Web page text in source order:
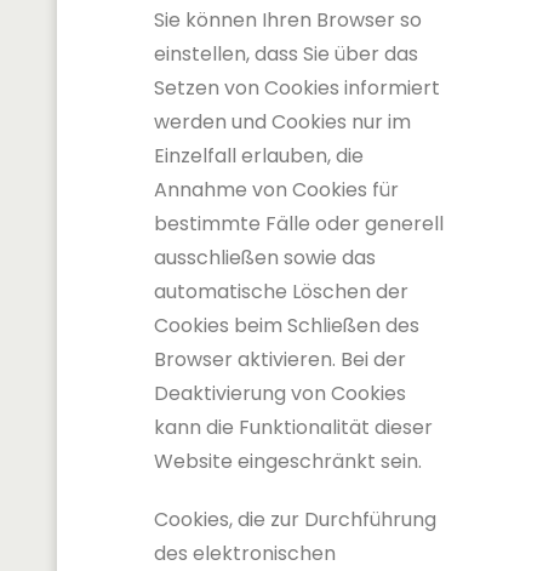
Sie können Ihren Browser so
einstellen, dass Sie über das
Setzen von Cookies informiert
werden und Cookies nur im
Einzelfall erlauben, die
Annahme von Cookies für
bestimmte Fälle oder generell
ausschließen sowie das
automatische Löschen der
Cookies beim Schließen des
Browser aktivieren. Bei der
Deaktivierung von Cookies
kann die Funktionalität dieser
Website eingeschränkt sein.
Cookies, die zur Durchführung
des elektronischen